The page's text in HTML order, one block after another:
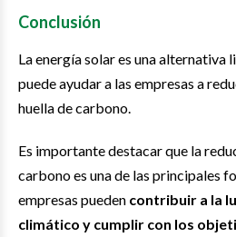
Conclusión
La energía solar es una alternativa
puede ayudar a las empresas a
huella de carbono.
Es importante destacar que la
carbono es una de las principales
empresas pueden contribuir a la
climático y cumplir con los